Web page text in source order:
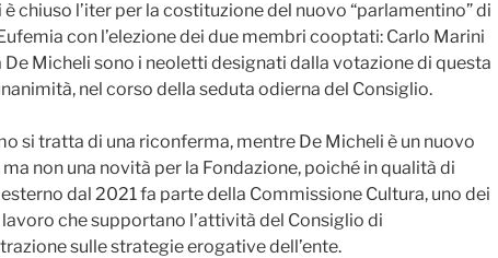
è chiuso l’iter per la costituzione del nuovo “parlamentino” di
con l’elezione dei due membri cooptati: Carlo Marini
De Micheli sono i neoletti designati dalla votazione di questa
nel corso della seduta odierna del Consiglio.
si tratta di una riconferma, mentre De Micheli è un nuovo
non una novità per la Fondazione, poiché in qualità di
dal 2021 fa parte della Commissione Cultura, uno dei
che supportano l’attività del Consiglio di
sulle strategie erogative dell’ente.